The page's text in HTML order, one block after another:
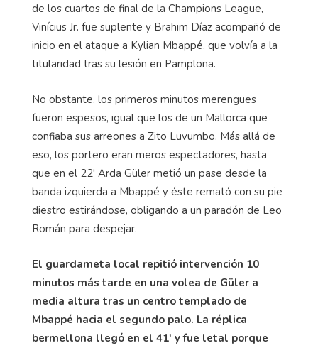
de los cuartos de final de la Champions League,
Vinícius Jr. fue suplente y Brahim Díaz acompañó de
inicio en el ataque a Kylian Mbappé, que volvía a la
titularidad tras su lesión en Pamplona.
No obstante, los primeros minutos merengues
fueron espesos, igual que los de un Mallorca que
confiaba sus arreones a Zito Luvumbo. Más allá de
eso, los portero eran meros espectadores, hasta
que en el 22' Arda Güler metió un pase desde la
banda izquierda a Mbappé y éste remató con su pie
diestro estirándose, obligando a un paradón de Leo
Román para despejar.
El guardameta local repitió intervención 10
minutos más tarde en una volea de Güler a
media altura tras un centro templado de
Mbappé hacia el segundo palo. La réplica
bermellona llegó en el 41' y fue letal porque